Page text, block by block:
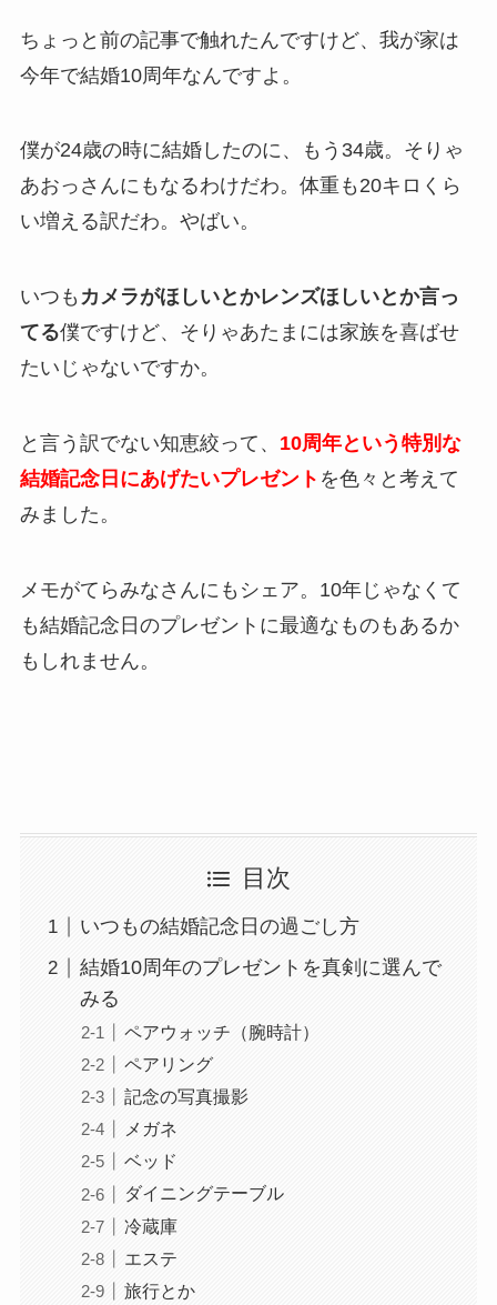
ちょっと前の記事で触れたんですけど、我が家は
今年で結婚10周年なんですよ。
僕が24歳の時に結婚したのに、もう34歳。そりゃ
あおっさんにもなるわけだわ。体重も20キロくら
い増える訳だわ。やばい。
いつも カメラがほしいとかレンズほしいとか言っ
てる僕ですけど、そりゃあたまには家族を喜ばせ
たいじゃないですか。
と言う訳でない知恵絞って、 10周年という特別な
結婚記念日にあげたいプレゼント を色々と考えて
みました。
メモがてらみなさんにもシェア。10年じゃなくて
も結婚記念日のプレゼントに最適なものもあるか
もしれません。
目次
いつもの結婚記念日の過ごし方
結婚10周年のプレゼントを真剣に選んで
みる
ペアウォッチ（腕時計）
ペアリング
記念の写真撮影
メガネ
ベッド
ダイニングテーブル
冷蔵庫
エステ
旅行とか